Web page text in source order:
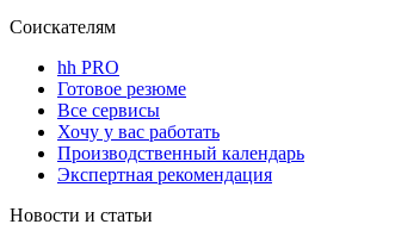
Соискателям
hh PRO
Готовое резюме
Все сервисы
Хочу у вас работать
Производственный календарь
Экспертная рекомендация
Новости и статьи